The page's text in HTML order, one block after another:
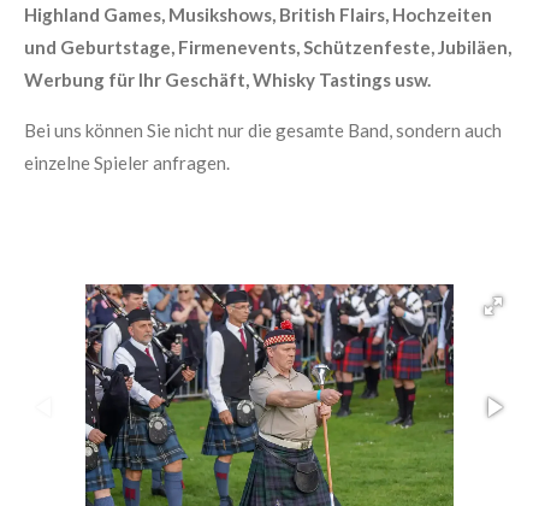
Highland Games, Musikshows, British Flairs, Hochzeiten
und Geburtstage, Firmenevents, Schützenfeste, Jubiläen,
Werbung für Ihr Geschäft, Whisky Tastings usw.
Bei uns können Sie nicht nur die gesamte Band, sondern auch
einzelne Spieler anfragen.